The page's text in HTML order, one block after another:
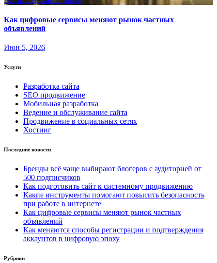
Как цифровые сервисы меняют рынок частных
объявлений
Июн 5, 2026
Услуги
Разработка сайта
SEO продвижение
Мобильная разработка
Ведение и обслуживание сайта
Продвижение в социальных сетях
Хостинг
Последние новости
Бренды всё чаще выбирают блогеров с аудиторией от
500 подписчиков
Как подготовить сайт к системному продвижению
Какие инструменты помогают повысить безопасность
при работе в интернете
Как цифровые сервисы меняют рынок частных
объявлений
Как меняются способы регистрации и подтверждения
аккаунтов в цифровую эпоху
Рубрики